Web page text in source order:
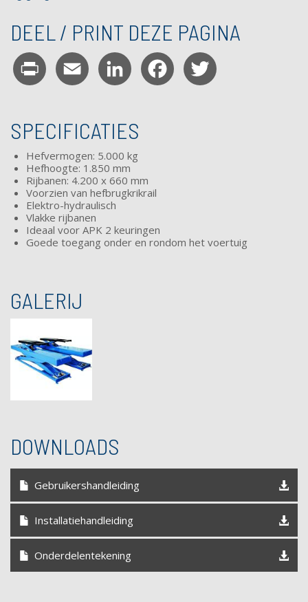
DEEL / PRINT DEZE PAGINA
Print Email LinkedInFacebook
SPECIFICATIES
Hefvermogen: 5.000 kg
Hefhoogte: 1.850 mm
Rijbanen: 4.200 x 660 mm
Voorzien van hefbrugkrikrail
Elektro-hydraulisch
Vlakke rijbanen
Ideaal voor APK 2 keuringen
Goede toegang onder en rondom het voertuig
GALERIJ
DOWNLOADS
Gebruikershandleiding
Installatiehandleiding
Onderdelentekening